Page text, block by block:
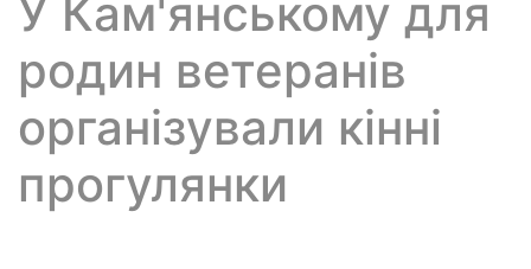
У Кам'янському для
родин ветеранів
організували кінні
прогулянки